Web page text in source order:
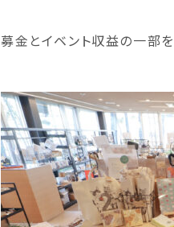
募金とイベント収益の一部